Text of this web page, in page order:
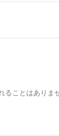
ることはありま